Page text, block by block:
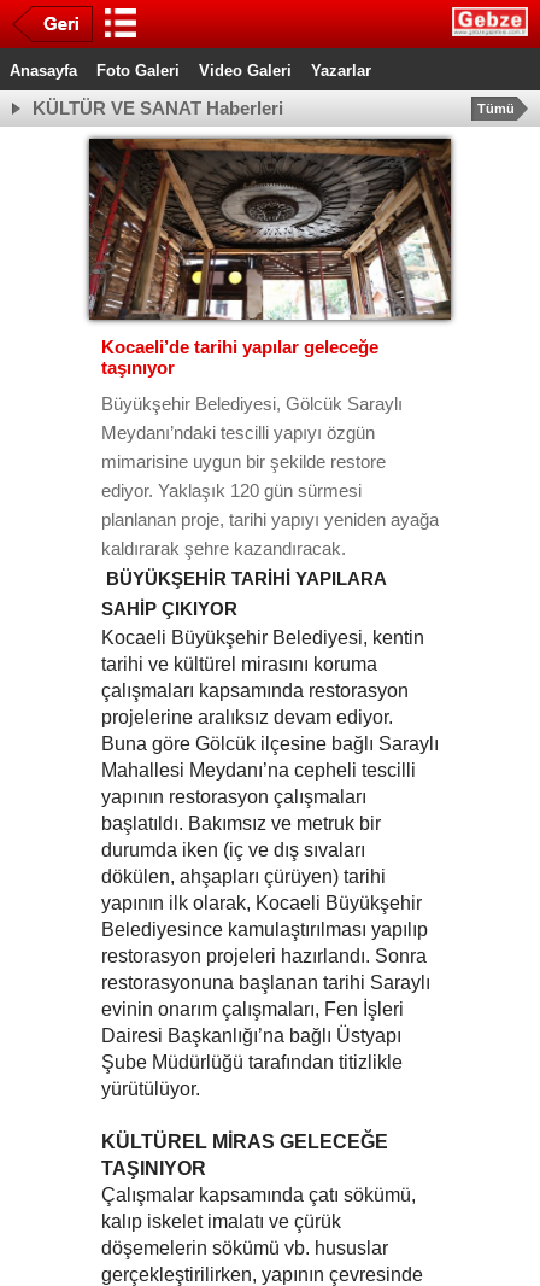
Anasayfa Foto Galeri Video Galeri Yazarlar
KÜLTÜR VE SANAT Haberleri Tümü
Kocaeli’de tarihi yapılar geleceğe
taşınıyor
Büyükşehir Belediyesi, Gölcük Saraylı
Meydanı’ndaki tescilli yapıyı özgün
mimarisine uygun bir şekilde restore
ediyor. Yaklaşık 120 gün sürmesi
planlanan proje, tarihi yapıyı yeniden ayağa
kaldırarak şehre kazandıracak.
BÜYÜKŞEHİR TARİHİ YAPILARA
SAHİP ÇIKIYOR
Kocaeli Büyükşehir Belediyesi, kentin
tarihi ve kültürel mirasını koruma
çalışmaları kapsamında restorasyon
projelerine aralıksız devam ediyor.
Buna göre Gölcük ilçesine bağlı Saraylı
Mahallesi Meydanı’na cepheli tescilli
yapının restorasyon çalışmaları
başlatıldı. Bakımsız ve metruk bir
durumda iken (iç ve dış sıvaları
dökülen, ahşapları çürüyen) tarihi
yapının ilk olarak, Kocaeli Büyükşehir
Belediyesince kamulaştırılması yapılıp
restorasyon projeleri hazırlandı. Sonra
restorasyonuna başlanan tarihi Saraylı
evinin onarım çalışmaları, Fen İşleri
Dairesi Başkanlığı’na bağlı Üstyapı
Şube Müdürlüğü tarafından titizlikle
yürütülüyor.
KÜLTÜREL MİRAS GELECEĞE
TAŞINIYOR
Çalışmalar kapsamında çatı sökümü,
kalıp iskelet imalatı ve çürük
döşemelerin sökümü vb. hususlar
gerçekleştirilirken, yapının çevresinde